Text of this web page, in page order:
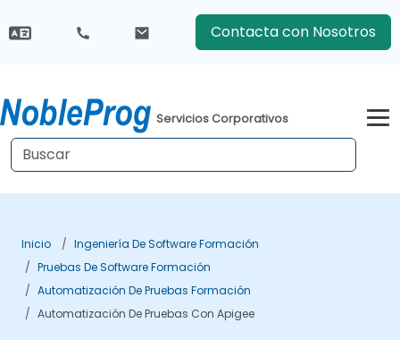
Contacta con Nosotros
Servicios Corporativos
Inicio
Ingeniería De Software Formación
Pruebas De Software Formación
Automatización De Pruebas Formación
Automatización De Pruebas Con Apigee